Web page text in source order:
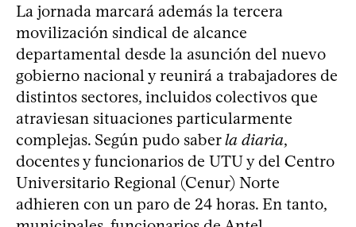
La jornada marcará además la tercera
movilización sindical de alcance
departamental desde la asunción del nuevo
gobierno nacional y reunirá a trabajadores de
distintos sectores, incluidos colectivos que
atraviesan situaciones particularmente
complejas. Según pudo saberla diaria,
docentes y funcionarios de UTU y del Centro
Universitario Regional (Cenur) Norte
adhieren con un paro de 24 horas. En tanto,